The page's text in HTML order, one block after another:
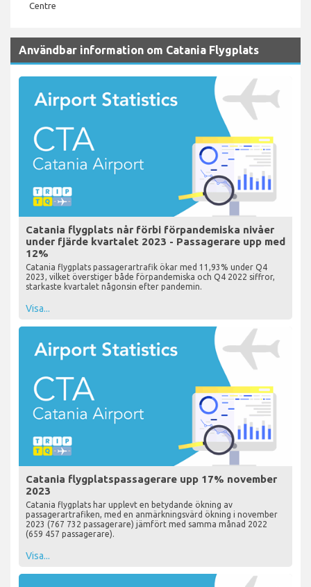
Centre
Användbar information om Catania Flygplats
Catania flygplats når förbi förpandemiska nivåer
under fjärde kvartalet 2023 - Passagerare upp med
12%
Catania flygplats passagerartrafik ökar med 11,93% under Q4
2023, vilket överstiger både förpandemiska och Q4 2022 siffror,
starkaste kvartalet någonsin efter pandemin.
Visa...
Catania flygplatspassagerare upp 17% november
2023
Catania flygplats har upplevt en betydande ökning av
passagerartrafiken, med en anmärkningsvärd ökning i november
2023 (767 732 passagerare) jämfört med samma månad 2022
(659 457 passagerare).
Visa...